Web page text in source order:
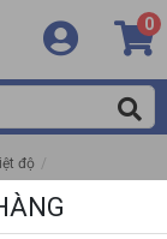
0
độ /